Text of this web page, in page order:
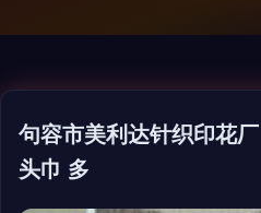
句容市美利达针织印花
头巾 多